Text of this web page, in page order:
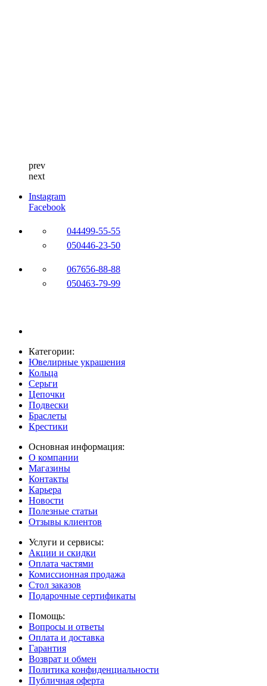
prev
next
Instagram
Facebook
044499-55-55
050446-23-50
067656-88-88
050463-79-99
Категории:
Ювелирные украшения
Кольца
Серьги
Цепочки
Подвески
Браслеты
Крестики
Основная информация:
О компании
Магазины
Контакты
Карьера
Новости
Полезные статьи
Отзывы клиентов
Услуги и сервисы:
Акции и скидки
Оплата частями
Комиссионная продажа
Стол заказов
Подарочные сертификаты
Помощь:
Вопросы и ответы
Оплата и доставка
Гарантия
Возврат и обмен
Политика конфиденциальности
Публичная оферта